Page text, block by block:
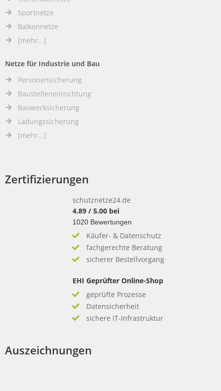
Sportnetze
Balkonnetze
[mehr...]
Netze für Industrie und Bau
Personensicherung
Baustelleneinrichtung
Bauwerksicherung
Ladungssicherung
[mehr...]
Zertifizierungen
schutznetze24.de
4.89/ 5.00bei
1020Bewertungen
Käufer- & Datenschutz
fachgerechte Beratung
sicherer Bestellvorgang
EHI Geprüfter Online-Shop
geprüfte Prozesse
Datensicherheit
sichere IT-Infrastruktur
Auszeichnungen